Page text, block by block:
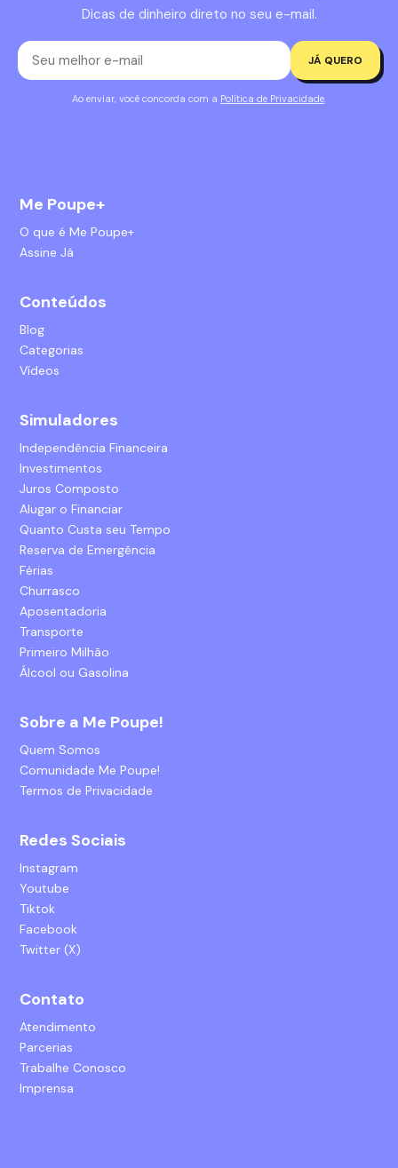
Dicas de dinheiro direto no seu e-mail.
JÁ QUERO
Ao enviar, você concorda com a Política de Privacidade.
Me Poupe+
O que é Me Poupe+
Assine Já
Conteúdos
Blog
Categorias
Vídeos
Simuladores
Independência Financeira
Investimentos
Juros Composto
Alugar o Financiar
Quanto Custa seu Tempo
Reserva de Emergência
Férias
Churrasco
Aposentadoria
Transporte
Primeiro Milhão
Álcool ou Gasolina
Sobre a Me Poupe!
Quem Somos
Comunidade Me Poupe!
Termos de Privacidade
Redes Sociais
Instagram
Youtube
Tiktok
Facebook
Twitter (X)
Contato
Atendimento
Parcerias
Trabalhe Conosco
Imprensa